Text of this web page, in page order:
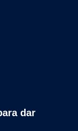
dar